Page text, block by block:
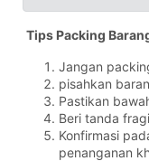
Tips Packing
Jangan
pisahkan
Pastikan
Beri tanda
Konfirmasi
penanganan